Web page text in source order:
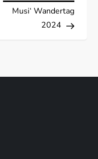
Post
Musi‘ Wandertag
2024